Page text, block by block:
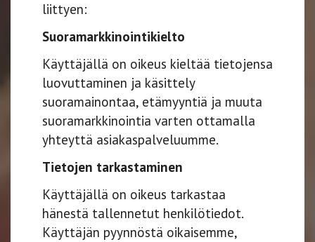
liittyen:
Suoramarkkinointikielto
Käyttäjällä on oikeus kieltää tietojensa
luovuttaminen ja käsittely
suoramainontaa, etämyyntiä ja muuta
suoramarkkinointia varten ottamalla
yhteyttä asiakaspalveluumme.
Tietojen tarkastaminen
Käyttäjällä on oikeus tarkastaa
hänestä tallennetut henkilötiedot.
Käyttäjän pyynnöstä oikaisemme,